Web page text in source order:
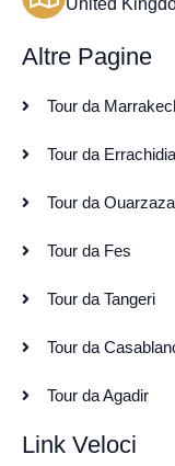
United
Altre Pagine
Tour da
Tour da Errachidia
Tour da
Tour da Fes
Tour da Tangeri
Tour da
Tour da Agadir
Link Veloci